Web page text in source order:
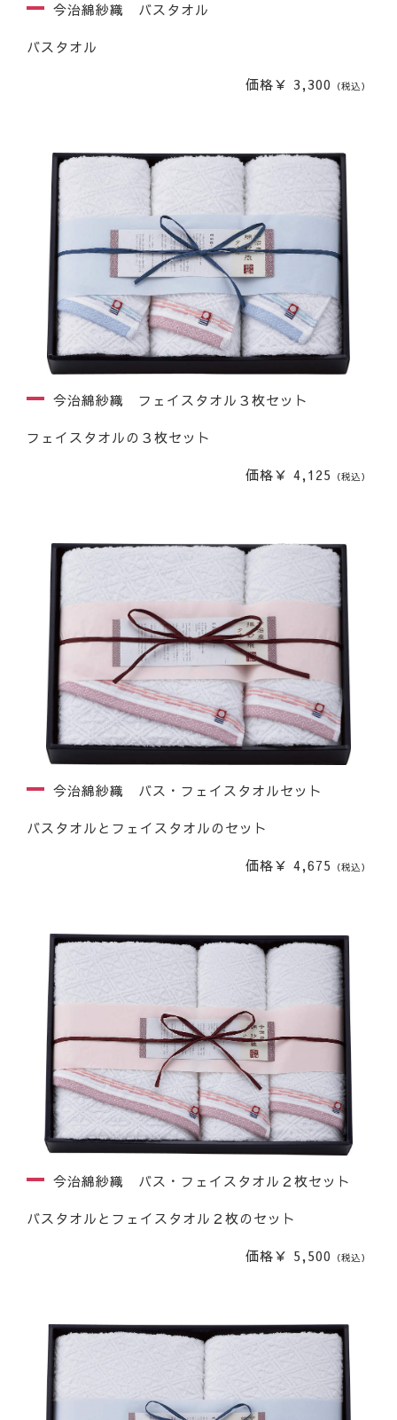
今治綿紗織 バスタオル
バスタオル
価格￥ 3,300 （税込）
今治綿紗織 フェイスタオル３枚セット
フェイスタオルの３枚セット
価格￥ 4,125 （税込）
今治綿紗織 バス・フェイスタオルセット
バスタオルとフェイスタオルのセット
価格￥ 4,675 （税込）
今治綿紗織 バス・フェイスタオル２枚セット
バスタオルとフェイスタオル２枚のセット
価格￥ 5,500 （税込）